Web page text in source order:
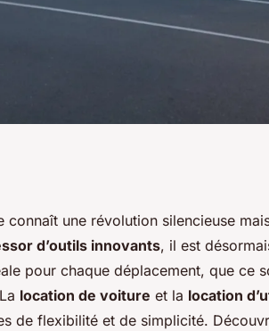
pour
connaît une révolution silencieuse
d’outils innovants, il est
pour chaque déplacement, que ce
location de voiture et la location
de flexibilité et de simplicité.